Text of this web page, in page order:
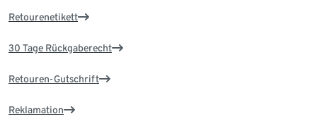
Retourenetikett
30 Tage Rückgaberecht
Retouren-Gutschrift
Reklamation